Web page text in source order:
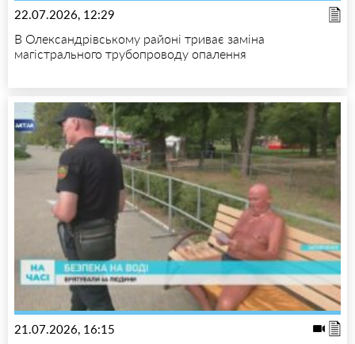
22.07.2026, 12:29
В Олександрівському районі триває заміна
магістрального трубопроводу опалення
21.07.2026, 16:15